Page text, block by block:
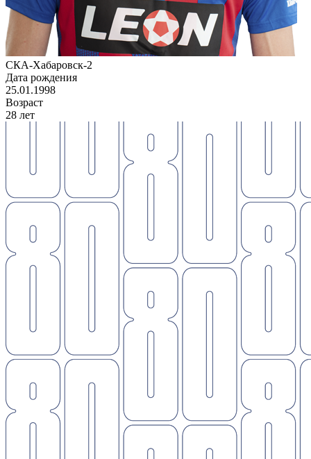
СКА-Хабаровск-2
Дата рождения
25.01.1998
Возраст
28 лет